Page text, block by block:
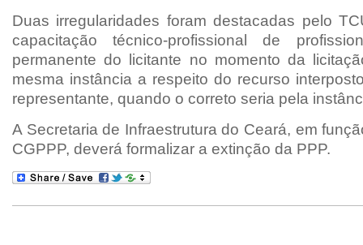
Duas irregularidades foram destacadas pelo
capacitação técnico-profissional de
permanente do licitante no momento da
mesma instância a respeito do recurso
representante, quando o correto seria pela
A Secretaria de Infraestrutura do Ceará, em
CGPPP, deverá formalizar a extinção da PPP.